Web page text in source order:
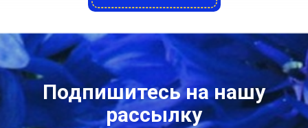
Подпишитесь на нашу
рассылку